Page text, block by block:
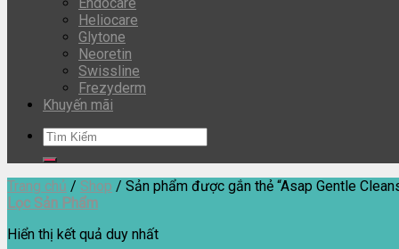
Heliocare
Glytone
Neoretin
Swissline
Frezyderm
Khuyến mãi
Tìm
kiếm:
Trang chủ / Shop / Sản phẩm được gắn thẻ “Asap Gentle
Lọc Sản Phẩm
Hiển thị kết quả duy nhất